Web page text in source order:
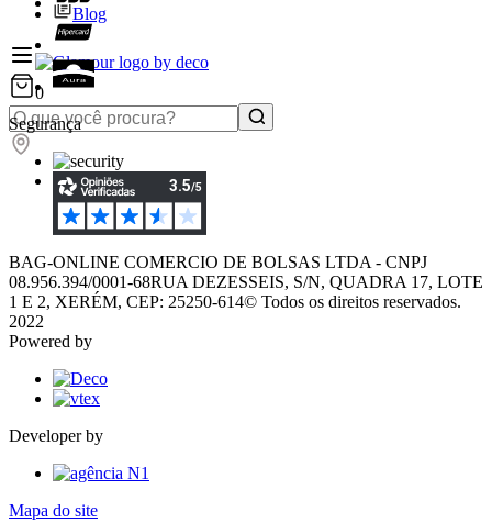
Blog
0
Segurança
BAG-ONLINE COMERCIO DE BOLSAS LTDA - CNPJ
08.956.394/0001-68RUA DEZESSEIS, S/N, QUADRA 17, LOTE
1 E 2, XERÉM, CEP: 25250-614© Todos os direitos reservados.
2022
Powered by
Developer by
Mapa do site